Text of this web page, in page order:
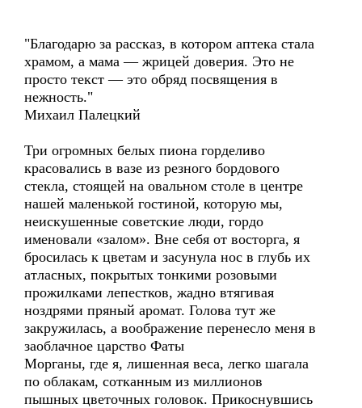
"Благодарю за рассказ, в котором аптека стала
храмом, а мама — жрицей доверия. Это не
просто текст — это обряд посвящения в
нежность."
Михаил Палецкий
Три огромных белых пиона горделиво
красовались в вазе из резного бордового
стекла, стоящей на овальном столе в центре
нашей маленькой гостиной, которую мы,
неискушенные советские люди, гордо
именовали «залом». Вне себя от восторга, я
бросилась к цветам и засунула нос в глубь их
атласных, покрытых тонкими розовыми
прожилками лепестков, жадно втягивая
ноздрями пряный аромат. Голова тут же
закружилась, а воображение перенесло меня в
заоблачное царство Фаты
Морганы, где я, лишенная веса, легко шагала
по облакам, сотканным из миллионов
пышных цветочных головок. Прикоснувшись